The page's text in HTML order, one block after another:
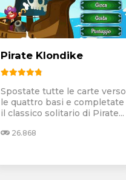
Pirate Klondike
Spostate tutte le carte verso
le quattro basi e completate
il classico solitario di Pirate...
26.868